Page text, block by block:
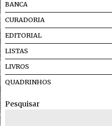
BANCA
CURADORIA
EDITORIAL
LISTAS
LIVROS
QUADRINHOS
Pesquisar